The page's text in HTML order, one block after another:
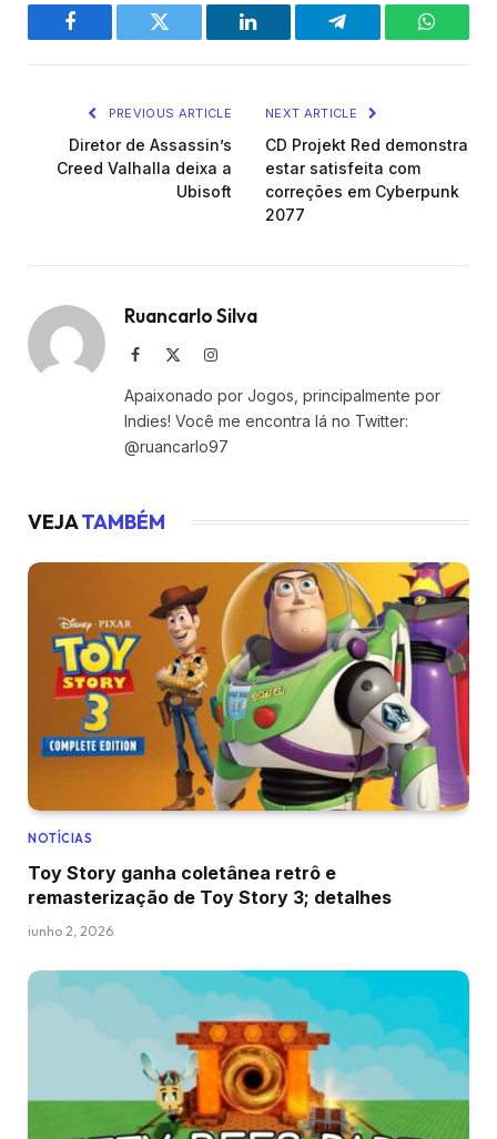
Facebook Twitter LinkedIn Telegram
PREVIOUS ARTICLE
Diretor de Assassin’s
Creed Valhalla deixa a
Ubisoft
NEXT ARTICLE
CD Projekt Red demonstra
estar satisfeita com
correções em Cyberpunk
2077
Ruancarlo Silva
Facebook Instagram
Apaixonado por Jogos, principalmente por
Indies! Você me encontra lá no Twitter:
@ruancarlo97
VEJATAMBÉM
NOTÍCIAS
Toy Story ganha coletânea retrô e
remasterização de Toy Story 3; detalhes
junho 2, 2026